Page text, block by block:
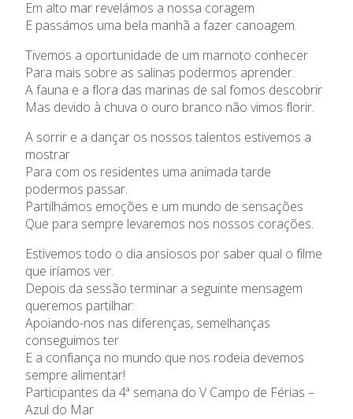
Regulamentos
Jornal “O Coreto”
Privacidade
Ensino Profissional
Ano Letivo
Admissão
Informações
APEE
Notícias
Em alto mar revelámos a nossa coragem
E passámos uma bela manhã a fazer canoagem.
Tivemos a oportunidade de um marnoto conhecer
Para mais sobre as salinas podermos aprender.
A fauna e a flora das marinas de sal fomos descobrir
Mas devido à chuva o ouro branco não vimos florir.
A sorrir e a dançar os nossos talentos estivemos a
mostrar
Para com os residentes uma animada tarde
podermos passar.
Partilhámos emoções e um mundo de sensações
Que para sempre levaremos nos nossos corações.
Estivemos todo o dia ansiosos por saber qual o filme
que iríamos ver.
Depois da sessão terminar a seguinte mensagem
queremos partilhar:
Apoiando-nos nas diferenças, semelhanças
conseguimos ter
E a confiança no mundo que nos rodeia devemos
sempre alimentar!
Participantes da 4ª semana do V Campo de Férias –
Azul do Mar